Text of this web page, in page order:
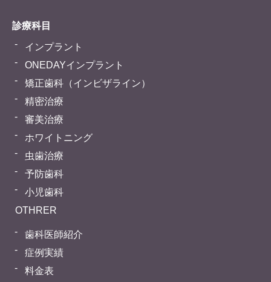
診療科目
インプラント
ONEDAYインプラント
矯正歯科（インビザライン）
精密治療
審美治療
ホワイトニング
虫歯治療
予防歯科
小児歯科
OTHRER
歯科医師紹介
症例実績
料金表